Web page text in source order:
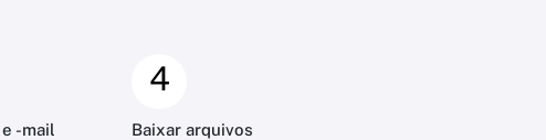
-mail
4
Baixar arquivos